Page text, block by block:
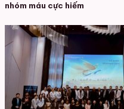
nhóm máu cực hiếm